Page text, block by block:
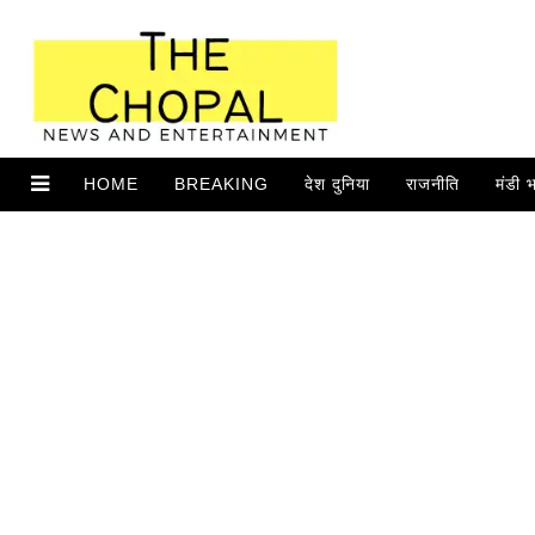
HOME BREAKING देश दुनिया राजनीति मंडी